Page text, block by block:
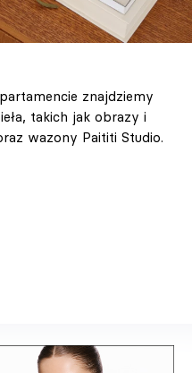
znajdziemy
takich jak obrazy i
wazony Paititi Studio.